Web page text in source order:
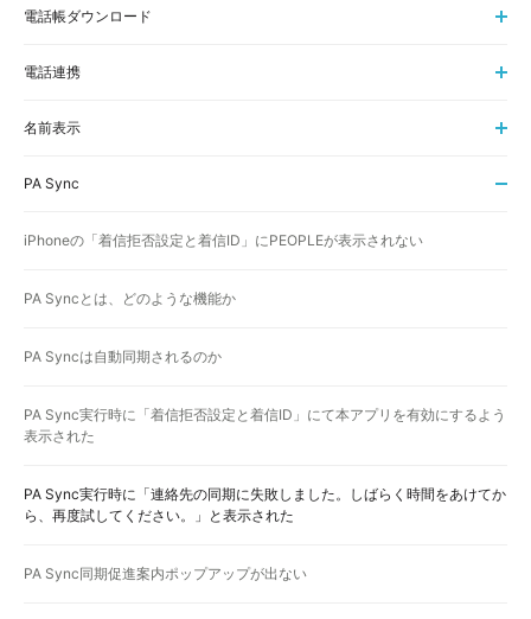
電話帳ダウンロード
電話連携
名前表示
PA Sync
iPhoneの「着信拒否設定と着信ID」にPEOPLEが表示されない
PA Syncとは、どのような機能か
PA Syncは自動同期されるのか
PA Sync実行時に「着信拒否設定と着信ID」にて本アプリを有効にするよう
表示された
PA Sync実行時に「連絡先の同期に失敗しました。しばらく時間をあけてか
ら、再度試してください。」と表示された
PA Sync同期促進案内ポップアップが出ない